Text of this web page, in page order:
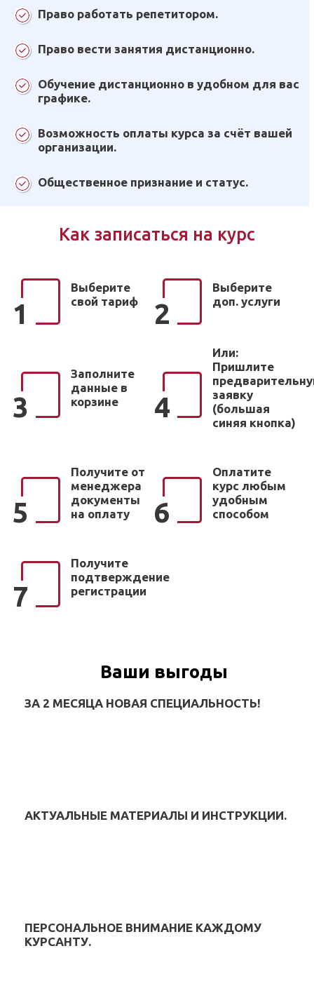
Право работать репетитором.
Право вести занятия дистанционно.
Обучение дистанционно в удобном для вас
графике.
Возможность оплаты курса за счёт вашей
организации.
Общественное признание и статус.
Как записаться на курс
1
Выберите
свой тариф
2
Выберите
доп. услуги
3
Заполните
данные в
корзине
4
Или:
Пришлите
заявку
(большая
синяя кнопка)
5
Получите от
менеджера
документы
на оплату
6
Оплатите
курс любым
удобным
способом
7
Получите
подтверждение
регистрации
Ваши выгоды
ЗА 2 МЕСЯЦА НОВАЯ СПЕЦИАЛЬНОСТЬ!
АКТУАЛЬНЫЕ МАТЕРИАЛЫ И ИНСТРУКЦИИ.
ПЕРСОНАЛЬНОЕ ВНИМАНИЕ КАЖДОМУ
КУРСАНТУ.